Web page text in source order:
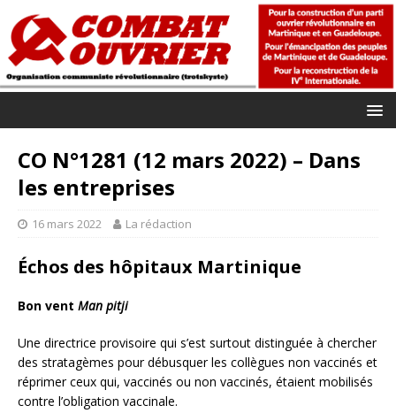
CO N°1281 (12 mars 2022) – Dans
les entreprises
16 mars 2022 La rédaction
Échos des hôpitaux Martinique
Bon vent Man pitji
Une directrice provisoire qui s’est surtout distinguée à chercher
des stratagèmes pour débusquer les collègues non vaccinés et
réprimer ceux qui, vaccinés ou non vaccinés, étaient mobilisés
contre l’obligation vaccinale.